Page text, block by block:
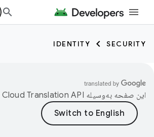
SECURITY
IDENTITY
این صفحه به‌وسیله